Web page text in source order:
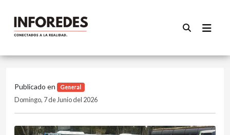
Publicado en General
Domingo, 7 de Junio del 2026